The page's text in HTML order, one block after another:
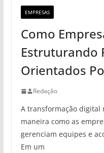
EMPRESAS
Como
Estruturando
Orientados
Redação
A transformação
maneira como as
gerenciam equipes e
Em um